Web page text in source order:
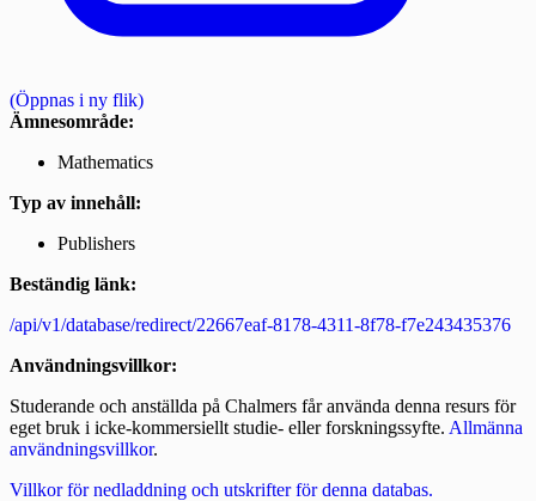
(Öppnas i ny flik)
Ämnesområde:
Mathematics
Typ av innehåll:
Publishers
Beständig länk:
/api/v1/database/redirect/22667eaf-8178-4311-8f78-f7e243435376
Användningsvillkor:
Studerande och anställda på Chalmers får använda denna resurs för
eget bruk i icke-kommersiellt studie- eller forskningssyfte. Allmänna
användningsvillkor.
Villkor för nedladdning och utskrifter för denna databas.